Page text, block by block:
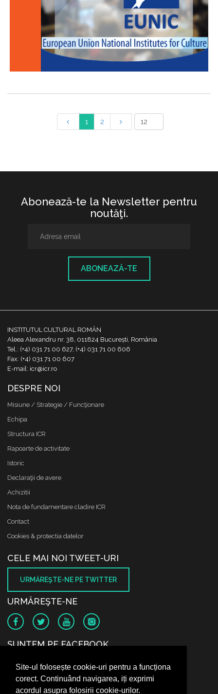
Site-ul folosește cookie-uri pentru a funcționa
corect. Continuând navigarea, iți exprimi
acordul asupra folosirii cookie-urilor.
1 2
Abonează-te la Newsletter pentru
noutăţi.
ABONEAZĂ-TE
INSTITUTUL CULTURAL ROMÂN
Aleea Alexandru nr. 38, 011824 București, România
Tel.: (+4) 031 71 00 627, (+4) 031 71 00 606
Fax: (+4) 031 71 00 607
E-mail: icr@icr.ro
DESPRE NOI
Misiune / Strategie / Funcţionare
Echipa
Structura ICR
Rapoarte de activitate
Istoric
Declaraţii de avere
Achizitii
Nota de fundamentare cladire ICR
Contact
Cookies & protectia datelor
CELE MAI NOI TWEET-URI
URMĂREŞTE-NE PE TWITTER
URMĂREŞTE-NE
SUNTEM PE FACEBOOK